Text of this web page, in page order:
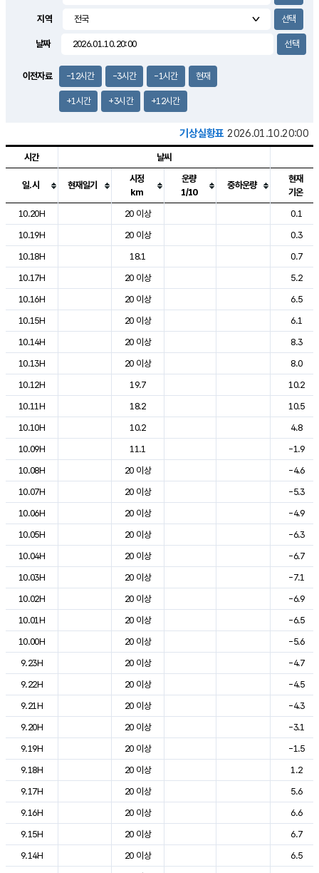
1.5m/s
지역
날짜
이전자료 -12시간 -3시간 -1시간 현재
+1시간 +3시간 +12시간
기상실황표 2026.01.10.20:00
도시별 기상실황표로 지점, 날씨, 기온, 강수, 바람, 기압등을 안내한 표입
시간 날씨
일.시 현재일기
시정
km
운량
1/10
중하운량
현재
기온
10.20H
20 이상
0.1
10.19H
20 이상
0.3
10.18H
18.1
0.7
10.17H
20 이상
5.2
10.16H
20 이상
6.5
10.15H
20 이상
6.1
10.14H
20 이상
8.3
10.13H
20 이상
8.0
10.12H
19.7
10.2
10.11H
18.2
10.5
10.10H
10.2
4.8
10.09H
11.1
-1.9
10.08H
20 이상
-4.6
10.07H
20 이상
-5.3
10.06H
20 이상
-4.9
10.05H
20 이상
-6.3
10.04H
20 이상
-6.7
10.03H
20 이상
-7.1
10.02H
20 이상
-6.9
10.01H
20 이상
-6.5
10.00H
20 이상
-5.6
9.23H
20 이상
-4.7
9.22H
20 이상
-4.5
9.21H
20 이상
-4.3
9.20H
20 이상
-3.1
9.19H
20 이상
-1.5
9.18H
20 이상
1.2
9.17H
20 이상
5.6
9.16H
20 이상
6.6
9.15H
20 이상
6.7
9.14H
20 이상
6.5